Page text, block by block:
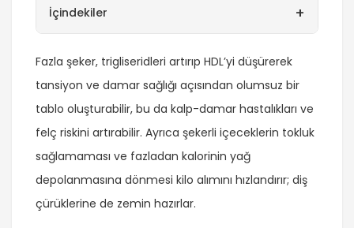
İçindekiler +
Fazla şeker, trigliseridleri artırıp HDL’yi düşürerek
tansiyon ve damar sağlığı açısından olumsuz bir
tablo oluşturabilir, bu da kalp-damar hastalıkları ve
felç riskini artırabilir. Ayrıca şekerli içeceklerin tokluk
sağlamaması ve fazladan kalorinin yağ
depolanmasına dönmesi kilo alımını hızlandırır; diş
çürüklerine de zemin hazırlar.